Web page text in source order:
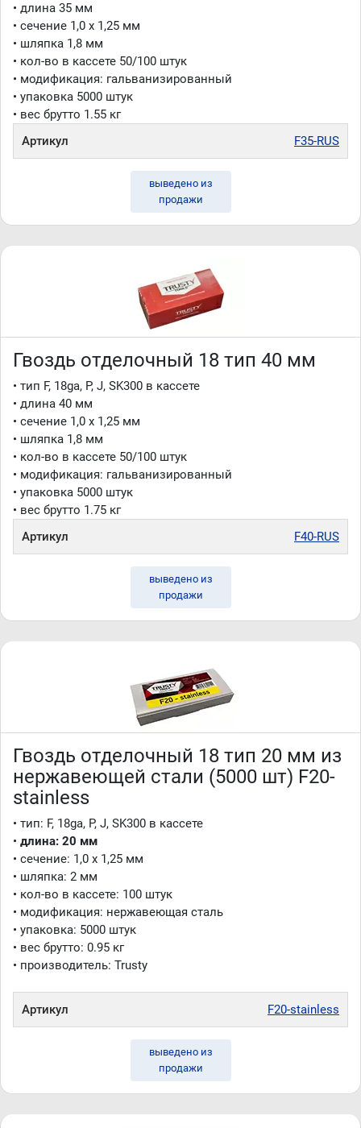
• длина 35 мм
• сечение 1,0 x 1,25 мм
• шляпка 1,8 мм
• кол-во в кассете 50/100 штук
• модификация: гальванизированный
• упаковка 5000 штук
• вес брутто 1.55 кг
Артикул
F35-RUS
выведено из
продажи
Гвоздь отделочный 18 тип 40 мм
• тип F, 18ga, P, J, SK300 в кассете
• длина 40 мм
• сечение 1,0 x 1,25 мм
• шляпка 1,8 мм
• кол-во в кассете 50/100 штук
• модификация: гальванизированный
• упаковка 5000 штук
• вес брутто 1.75 кг
Артикул
F40-RUS
выведено из
продажи
Гвоздь отделочный 18 тип 20 мм из
нержавеющей стали (5000 шт) F20-
stainless
• тип: F, 18ga, P, J, SK300 в кассете
• длина: 20 мм
• сечение: 1,0 x 1,25 мм
• шляпка: 2 мм
• кол-во в кассете: 100 штук
• модификация: нержавеющая сталь
• упаковка: 5000 штук
• вес брутто: 0.95 кг
• производитель: Trusty
Артикул F20-stainless
выведено из
продажи